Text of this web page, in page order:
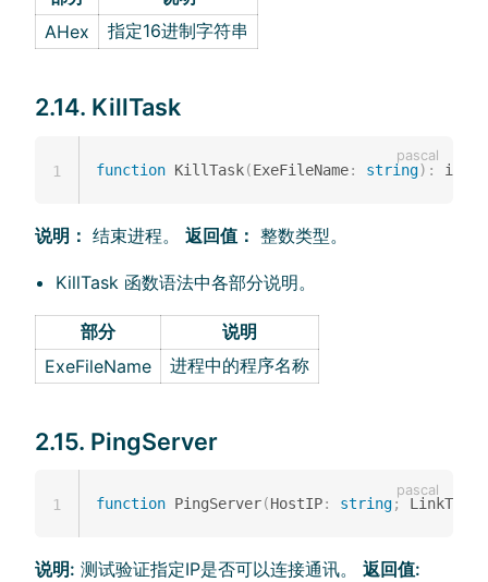
AHex
指定16进制字符串
2.14. KillTask
function KillTask(ExeFileName: string) :
1
说明： 结束进程。 返回值： 整数类型。
KillTask 函数语法中各部分说明。
部分
说明
ExeFileName
进程中的程序名称
2.15. PingServer
function PingServer(HostIP: string;
1
说明: 测试验证指定IP是否可以连接通讯。 返回值: